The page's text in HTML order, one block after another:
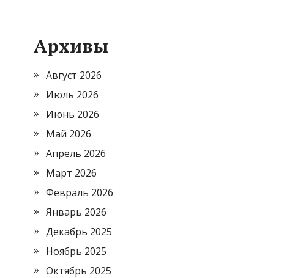
Архивы
Август 2026
Июль 2026
Июнь 2026
Май 2026
Апрель 2026
Март 2026
Февраль 2026
Январь 2026
Декабрь 2025
Ноябрь 2025
Октябрь 2025